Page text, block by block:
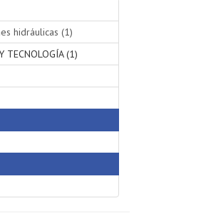
hidráulicas (1)
TECNOLOGÍA (1)